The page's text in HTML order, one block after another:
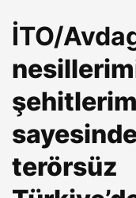
İTO/
terörsüz